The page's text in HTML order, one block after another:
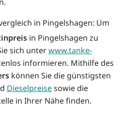
in Pingelshagen: Um
in Pingelshagen zu
sich unterwww.tanke-
informieren. Mithilfe des
können Sie die günstigsten
Dieselpreisesowie die
in Ihrer Nähe finden.